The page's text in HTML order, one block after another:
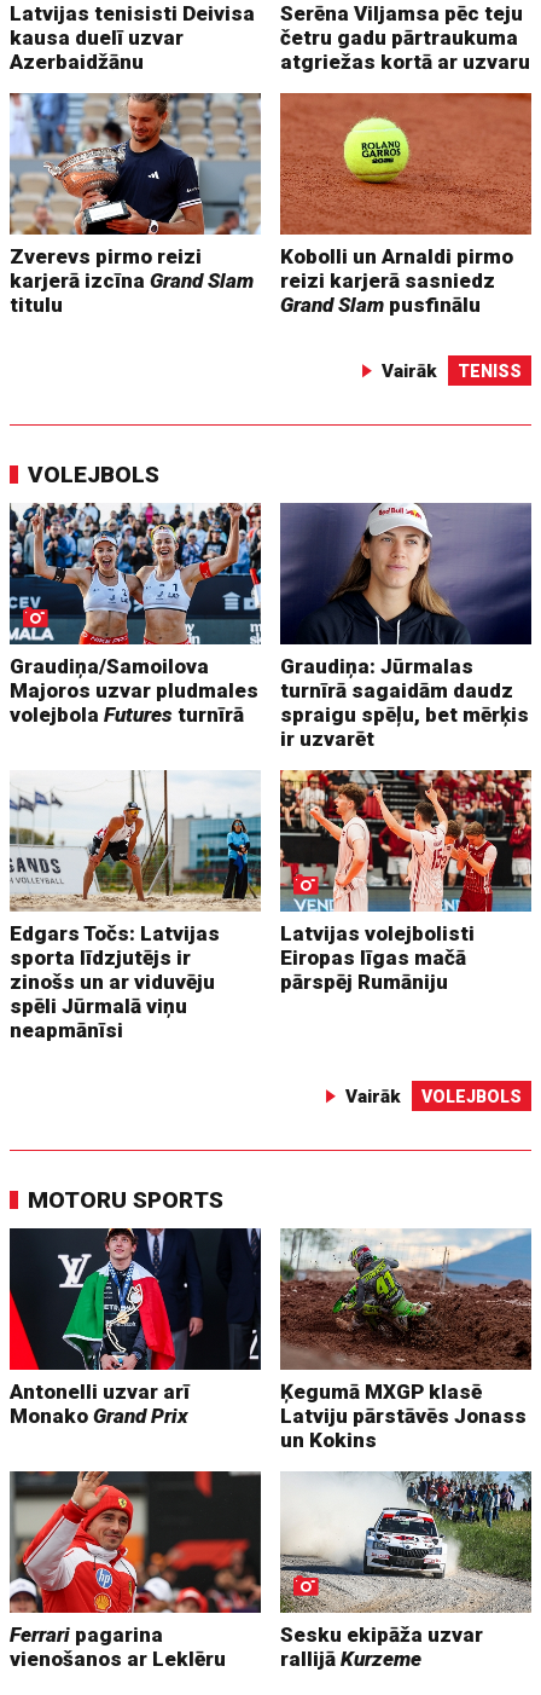
Latvijas tenisisti Deivisa
kausa duelī uzvar
Azerbaidžānu
Serēna Viljamsa pēc teju
četru gadu pārtraukuma
atgriežas kortā ar uzvaru
Zverevs pirmo reizi
karjerā izcīnaGrand Slam
titulu
Kobolli un Arnaldi pirmo
reizi karjerā sasniedz
Grand Slam pusfinālu
Vairāk TENISS
VOLEJBOLS
Graudiņa/Samoilova
Majoros uzvar pludmales
volejbolaFutures turnīrā
Graudiņa: Jūrmalas
turnīrā sagaidām daudz
spraigu spēļu, bet mērķis
ir uzvarēt
Edgars Točs: Latvijas
sporta līdzjutējs ir
zinošs un ar viduvēju
spēli Jūrmalā viņu
neapmānīsi
Latvijas volejbolisti
Eiropas līgas mačā
pārspēj Rumāniju
Vairāk VOLEJBOLS
MOTORU SPORTS
Antonelli uzvar arī
MonakoGrand Prix
Ķegumā MXGP klasē
Latviju pārstāvēs Jonass
un Kokins
Ferrari pagarina
vienošanos ar Leklēru
Sesku ekipāža uzvar
rallijāKurzeme